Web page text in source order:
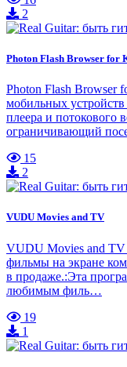
2
Photon Flash Browser for
Photon Flash Browser
мобильных
плеера и потокового
ограничивающий
15
2
VUDU Movies and TV
VUDU Movies and
фильмы на экране
в продаже.:Эта
любимым филь…
19
1